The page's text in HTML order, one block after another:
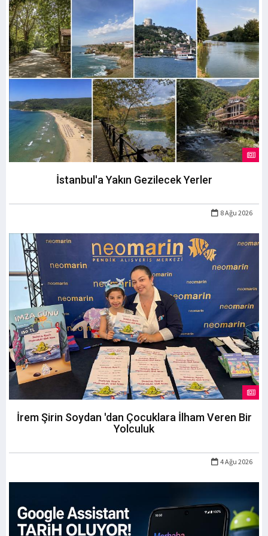
İstanbul'a Yakın Gezilecek Yerler
8 Ağu 2026
İrem Şirin Soydan 'dan Çocuklara İlham Veren Bir
Yolculuk
4 Ağu 2026